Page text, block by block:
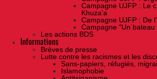
Campagne UJFP : Le
Khuza'a
Campagne UJFP : De
Campagne "Un
Les actions BDS
Informations
Brèves de presse
Lutte contre les racismes et les
Sans-papiers, réfugiés,
Islamophobie